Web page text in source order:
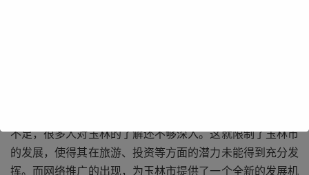
不足，很多人对玉林的了解还不够深入。这就限制了玉林市
的发展，使得其在旅游、投资等方面的潜力未能得到充分发
挥。而网络推广的出现，为玉林市提供了一个全新的发展机